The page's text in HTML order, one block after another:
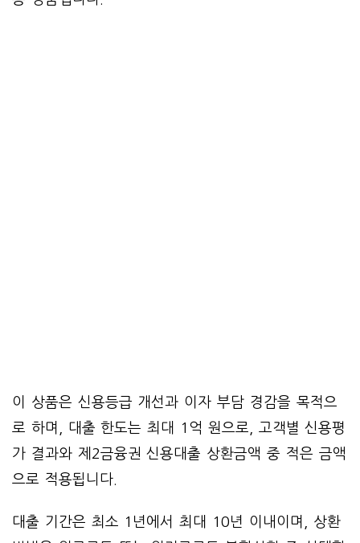
이 상품은 신용등급 개선과 이자 부담 경감을 목적으
로 하며, 대출 한도는 최대 1억 원으로, 고객별 신용평
가 결과와 제2금융권 신용대출 상환금액 중 적은 금액
으로 적용됩니다.
대출 기간은 최소 1년에서 최대 10년 이내이며, 상환